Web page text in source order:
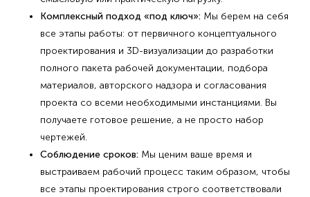
Комплексный подход «под ключ»:Мы берем на себя
все этапы работы: от первичного концептуального
проектирования и 3D-визуализации до разработки
полного пакета рабочей документации, подбора
материалов, авторского надзора и согласования
проекта со всеми необходимыми инстанциями. Вы
получаете готовое решение, а не просто набор
чертежей.
Соблюдение сроков:Мы ценим ваше время и
выстраиваем рабочий процесс таким образом, чтобы
все этапы проектирования строго соответствовали